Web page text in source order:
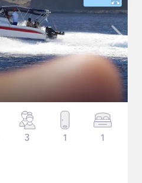
3 1 1